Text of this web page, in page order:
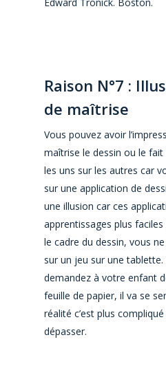
Raison N°7 :
de maîtrise
Vous pouvez avoir
maîtrise le dessin ou le
les uns sur les autres car
sur une application de
une illusion car ces
apprentissages plus faciles
le cadre du dessin, vous
sur un jeu sur une
demandez à votre enfant
feuille de papier, il va se
réalité c’est plus
dépasser.